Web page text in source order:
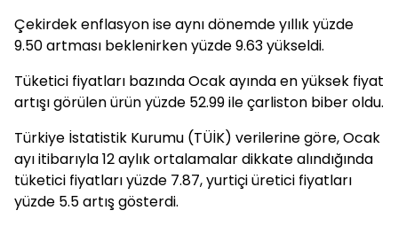
Çekirdek enflasyon ise aynı dönemde yıllık yüzde
9.50 artması beklenirken yüzde 9.63 yükseldi.
Tüketici fiyatları bazında Ocak ayında en yüksek fiyat
artışı görülen ürün yüzde 52.99 ile çarliston biber oldu.
Türkiye İstatistik Kurumu (TÜİK) verilerine göre, Ocak
ayı itibarıyla 12 aylık ortalamalar dikkate alındığında
tüketici fiyatları yüzde 7.87, yurtiçi üretici fiyatları
yüzde 5.5 artış gösterdi.